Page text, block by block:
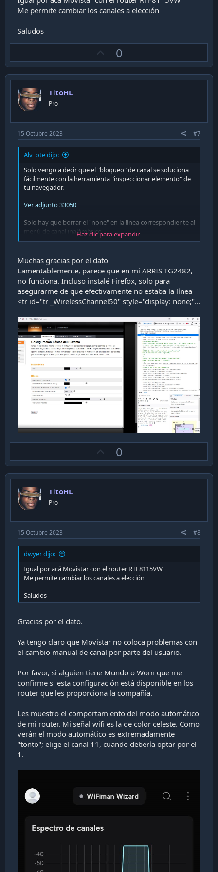
Me permite cambiar los canales a elección
Saludos
p
v
0
TitoHL
Pro
15 Octubre 2023 #7
Alv_ote dijo:
Solo vengo a decir que el "bloqueo" de canal se soluciona
fácilmente con la herramienta "inspeccionar elemento" de
tu navegador.
Ver adjunto 33050
Solo hay que borrar el "none" en la línea correspondiente al
menú de canal inalámbrico.Haz clic para expandir...
Muchas gracias por el dato.
Lamentablemente, parece que en mi ARRIS TG2482,
no funciona. Incluso instalé Firefox, solo para
asegurarme de que efectivamente no estaba la línea
<tr id="tr _WirelessChannel50" style="display: none;"...
p
v
0
TitoHL
Pro
15 Octubre 2023 #8
dwyer dijo:
Igual por acá Movistar con el router RTF8115VW
Me permite cambiar los canales a elección
Saludos
Gracias por el dato.
Ya tengo claro que Movistar no coloca problemas con
el cambio manual de canal por parte del usuario.
Por favor, si alguien tiene Mundo o Wom que me
confirme si esta configuración está disponible en los
router que les proporciona la compañía.
Les muestro el comportamiento del modo automático
de mi router. Mi señal wifi es la de color celeste. Como
verán el modo automático es extremadamente
"tonto"; elige el canal 11, cuando debería optar por el
1.